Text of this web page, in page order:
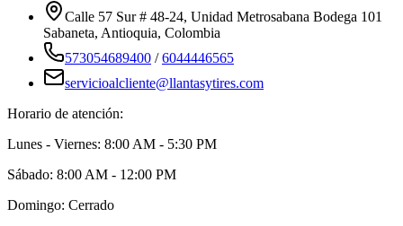
Calle 57 Sur # 48-24, Unidad Metrosabana Bodega 101
Sabaneta, Antioquia, Colombia
573054689400 /6044446565
servicioalcliente@llantasytires.com
Horario de atención:
Lunes - Viernes: 8:00 AM - 5:30 PM
Sábado: 8:00 AM - 12:00 PM
Domingo: Cerrado